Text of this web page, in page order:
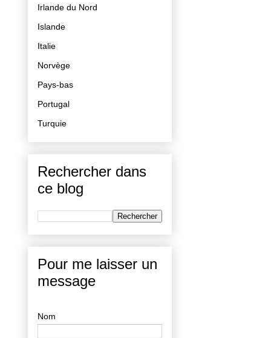
Irlande du Nord
Islande
Italie
Norvège
Pays-bas
Portugal
Turquie
Rechercher dans
ce blog
Pour me laisser un
message
Nom